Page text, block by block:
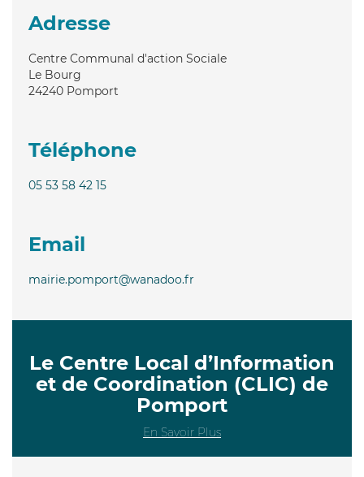
Adresse
Centre Communal d'action Sociale
Le Bourg
24240 Pomport
Téléphone
05 53 58 42 15
Email
mairie.pomport@wanadoo.fr
Le Centre Local d’Information
et de Coordination (CLIC) de
Pomport
En Savoir Plus